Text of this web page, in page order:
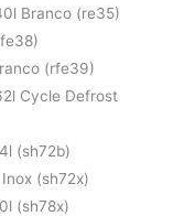
Branco (re35)
(rfe39)
Cycle Defrost
(sh72b)
(sh72x)
(sh78x)